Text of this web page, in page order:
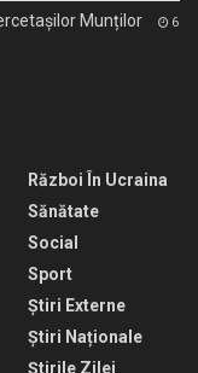
Munților 6
Război În Ucraina
Sănătate
Social
Sport
Știri Externe
Știri Naționale
Știrile Zilei